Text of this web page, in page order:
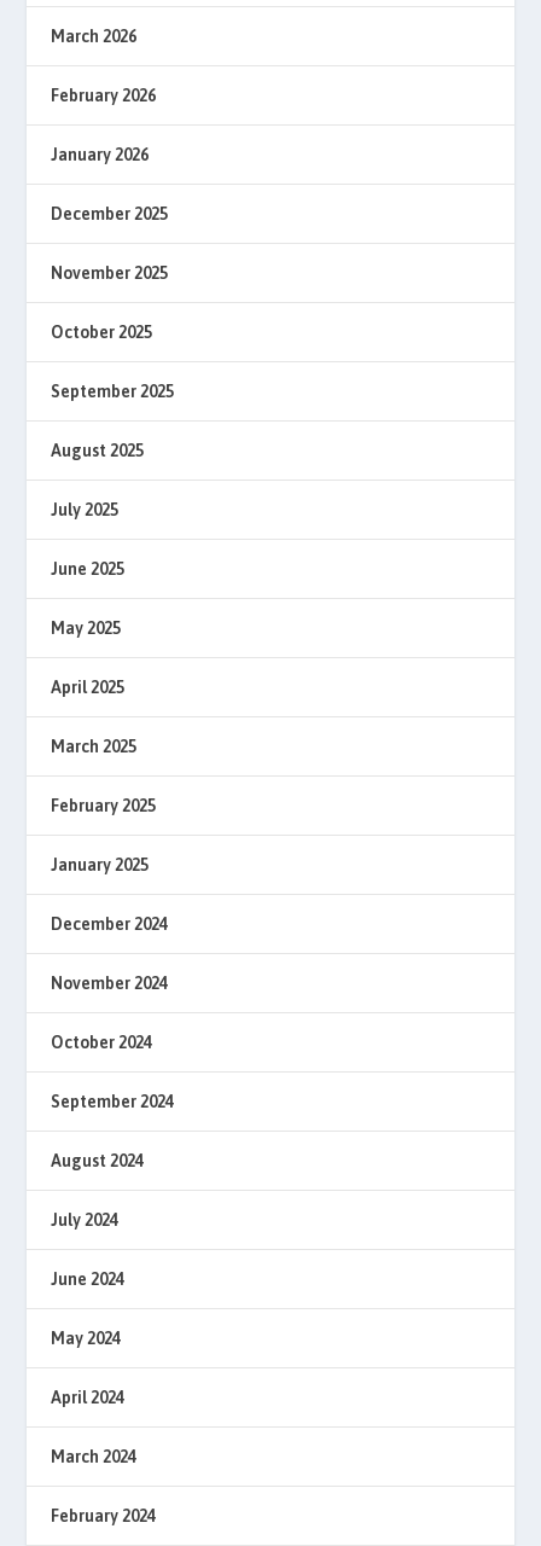
March 2026
February 2026
January 2026
December 2025
November 2025
October 2025
September 2025
August 2025
July 2025
June 2025
May 2025
April 2025
March 2025
February 2025
January 2025
December 2024
November 2024
October 2024
September 2024
August 2024
July 2024
June 2024
May 2024
April 2024
March 2024
February 2024